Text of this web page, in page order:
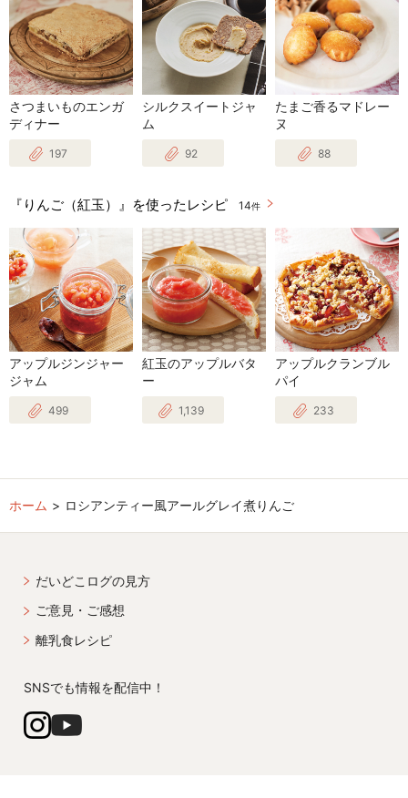
さつまいものエンガ
ディナー
197
シルクスイートジャ
ム
92
たまご香るマドレー
ヌ
88
『りんご（紅玉）』を使ったレシピ 14件
アップルジンジャー
ジャム
499
紅玉のアップルバタ
ー
1,139
アップルクランブル
パイ
233
ホーム ロシアンティー風アールグレイ煮りんご
だいどこログの見方
ご意見・ご感想
離乳食レシピ
SNSでも情報を配信中！